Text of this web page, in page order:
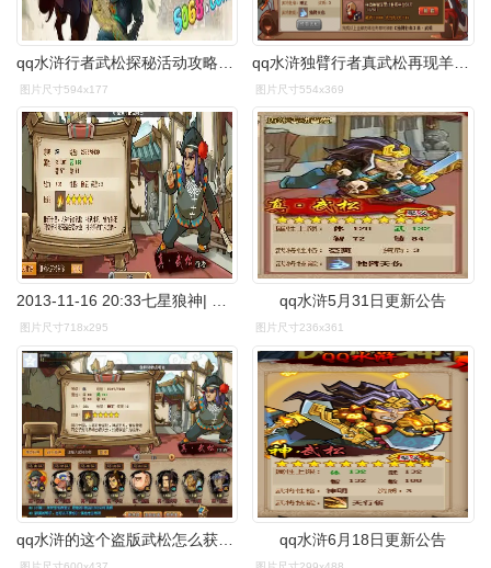
图片尺寸594x177 图片尺寸554x369
2013-11-16 20:33七星狼神| 分类:小说 qq水浒 扫描二维码下载 下载
图片尺寸718x295
qq水浒5月31日更新公告
图片尺寸236x361
qq水浒6月18日更新公告